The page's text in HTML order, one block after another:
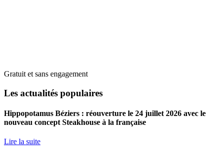
Gratuit et sans engagement
Les actualités populaires
Hippopotamus Béziers : réouverture le 24 juillet 2026 avec le
nouveau concept Steakhouse à la française
Lire la suite